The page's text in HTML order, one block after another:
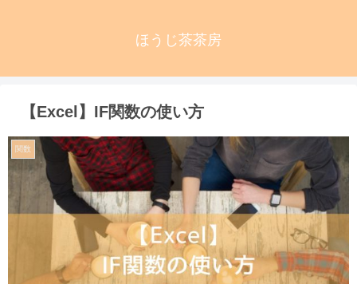
ほうじ茶茶房
【Excel】IF関数の使い方
関数